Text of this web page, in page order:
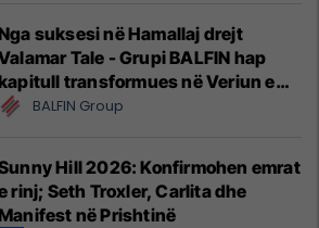
suksesi në Hamallaj drejt
Tale - Grupi BALFIN hap
transformues në Veriun e
Shqipërisë
BALFIN Group
Hill 2026: Konfirmohen emrat
rinj; Seth Troxler, Carlita dhe
në Prishtinë